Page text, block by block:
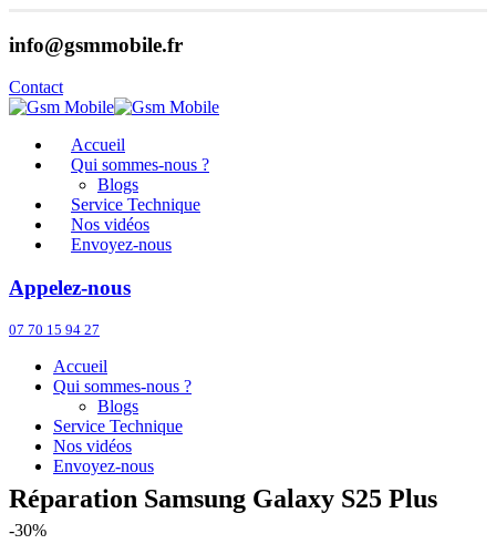
info@gsmmobile.fr
Contact
Accueil
Qui sommes-nous ?
Blogs
Service Technique
Nos vidéos
Envoyez-nous
Appelez-nous
07 70 15 94 27
Accueil
Qui sommes-nous ?
Blogs
Service Technique
Nos vidéos
Envoyez-nous
Réparation Samsung Galaxy S25 Plus
-30%